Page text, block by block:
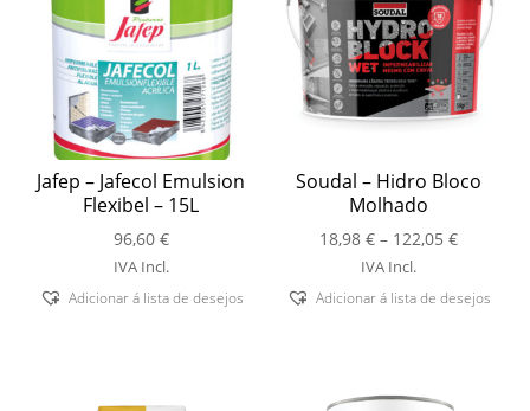
Jafep – Jafecol Emulsion
Flexibel – 15L
96,60 €
IVA Incl.
Adicionar á lista de desejos
Soudal – Hidro Bloco
Molhado
18,98€ – 122,05€Price
18,98 €
through
IVA Incl.
Adicionar á lista de desejos